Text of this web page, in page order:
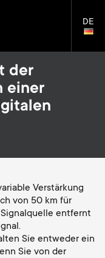
DE
der
einer
Verstärkung
von 50 km für
entfernt
Sie entweder ein
Sie von der